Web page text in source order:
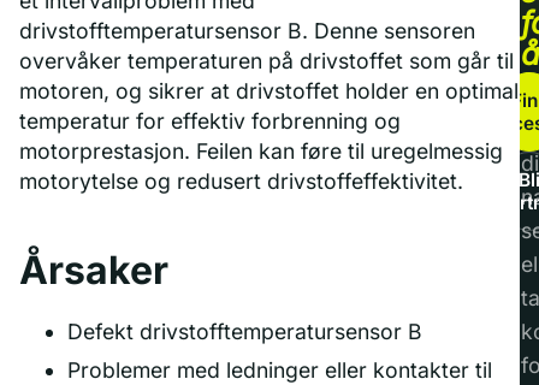
drivstofftemperatursensor B. Denne sensoren
overvåker temperaturen på drivstoffet som går til
motoren, og sikrer at drivstoffet holder en optimal
temperatur for effektiv forbrenning og
motorprestasjon. Feilen kan føre til uregelmessig
motorytelse og redusert drivstoffeffektivitet.
Årsaker
Defekt drivstofftemperatursensor B
Problemer med ledninger eller kontakter til
å
ta
Bli